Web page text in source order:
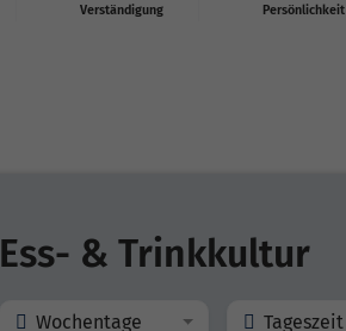
Verständigung
Persönlichkeit
Ess- & Trinkkultur
Wochentage Tageszeit